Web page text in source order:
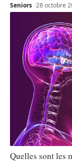
Seniors 28 octobre
Quelles sont les